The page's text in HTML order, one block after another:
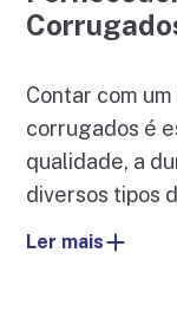
Contar com
corrugados é
qualidade, a
diversos tipos
Ler mais